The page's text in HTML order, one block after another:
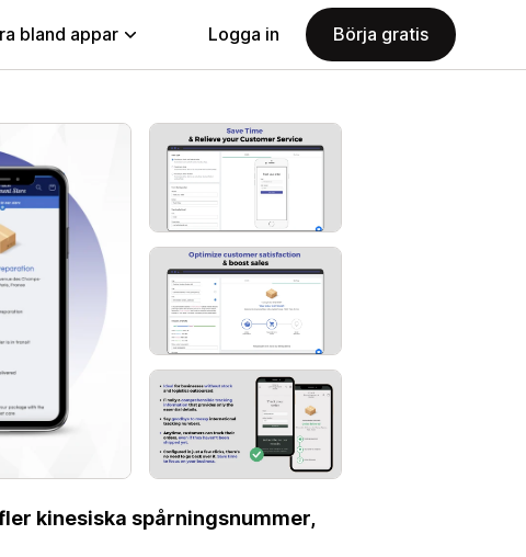
bland appar Logga in Börja gratis
kinesiska spårningsnummer,